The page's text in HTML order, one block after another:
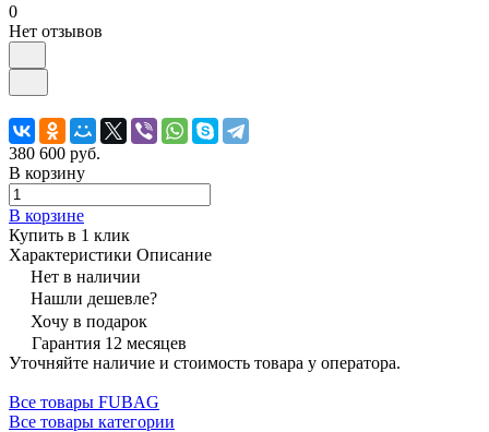
0
Нет отзывов
380 600 руб.
В корзину
В корзине
Купить в 1 клик
Характеристики Описание
Нет в наличии
Нашли дешевле?
Хочу в подарок
Гарантия 12 месяцев
Уточняйте наличие и стоимость товара у оператора.
Все товары FUBAG
Все товары категории